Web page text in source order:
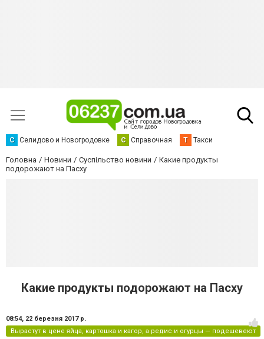
С Селидово и Новогродовке С Справочная Т Такси
Головна Новини Суспільство новини
Какие продукты
подорожают на Пасху
Какие продукты подорожают на Пасху
08:54, 22 березня 2017 р.
Вырастут в цене яйца, картошка и кагор, а редис и огурцы — подешевеют